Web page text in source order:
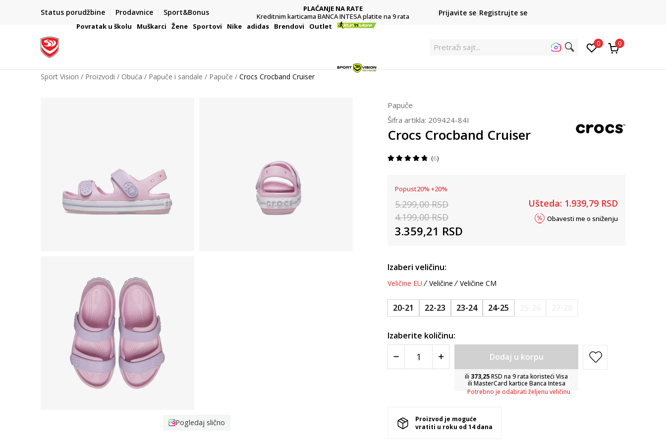
Status porudžbine Prodavnice Sport&Bonus
VAŽNO OBAVEŠTENJE ZA POTROŠAČE
PLAĆANJE NA RATE
Kreditnim karticama BANCA INTESA platite na 9 rata
POZOVITE NAS
011 422 1422
Prijavite se Registrujte se
Povratak u školu Muškarci Žene Sportovi Nike adidas Brendovi Outlet
P 0 0
Sport Vision Proizvodi Obuća Papuče i sandale Papuče Crocs Crocband Cruiser
Pogledaj slično
Papuče
Šifra artikla: 209424-84I
Crocs Crocband Cruiser
6
Popust20% +20%
5.299,00 RSD
4.199,00 RSD
3.359,21 RSD
Ušteda: 1.939,79 RSD
Obavesti me o sniženju
Izaberi veličinu:
Veličine EU Veličine Veličine CM
20-21 22-23 23-24 24-25
Izaberite količinu:
Dodaj u korpu
ili 373,25RSD na 9 rata koristeći Visa
ili MasterCard kartice Banca Intesa
Potrebno je odabrati željenu veličinu
Proizvod je moguće
vratiti u roku od 14 dana